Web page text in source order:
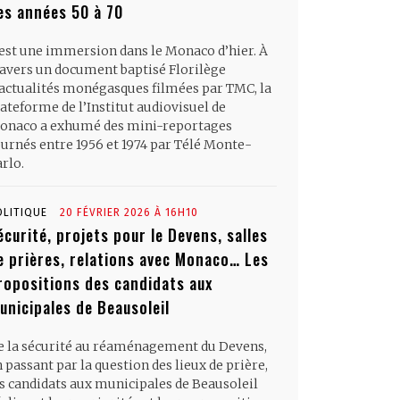
années 50 à 70
une immersion dans le Monaco d’hier. À
un document baptisé Florilège
monégasques filmées par TMC, la
de l’Institut audiovisuel de
a exhumé des mini-reportages
entre 1956 et 1974 par Télé Monte-
20 FÉVRIER 2026 À 16H10
projets pour le Devens, salles
prières, relations avec Monaco… Les
des candidats aux
de Beausoleil
la sécurité au réaménagement du Devens,
passant par la question des lieux de prière,
candidats aux municipales de Beausoleil